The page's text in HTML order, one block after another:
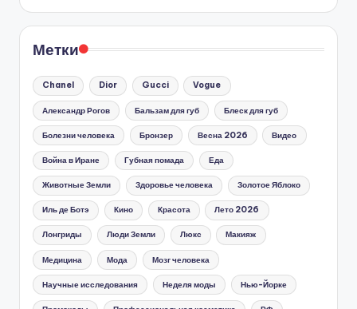
Метки
Chanel Dior Gucci Vogue
Александр Рогов Бальзам для губ Блеск для губ
Болезни человека Бронзер Весна 2026 Видео
Война в Иране Губная помада Еда
Животные Земли Здоровье человека Золотое Яблоко
Иль де Ботэ Кино Красота Лето 2026
Лонгриды Люди Земли Люкс Макияж
Медицина Мода Мозг человека
Научные исследования Неделя моды Нью-Йорке